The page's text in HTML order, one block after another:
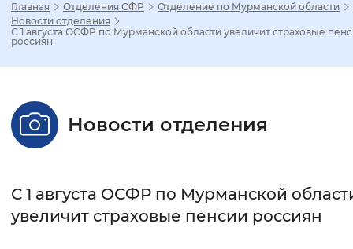
Стандартный Увеличенный
Без засечек С засечками
Главная Отделения СФР
Отделение по Мурманской области
Новости отделения
С 1 августа ОСФР по Мурманской области увеличит страховые
россиян
Новости отделения
С 1 августа ОСФР по Мурманской
увеличит страховые пенсии россиян